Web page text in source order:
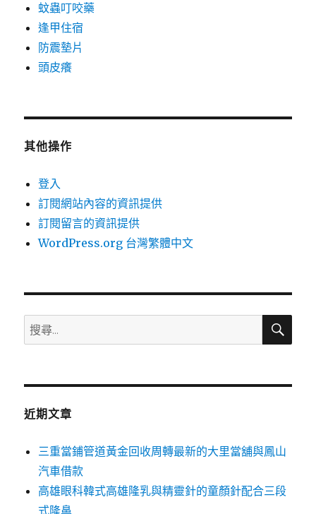
蚊蟲叮咬藥
逢甲住宿
防震墊片
頭皮癢
其他操作
登入
訂閱網站內容的資訊提供
訂閱留言的資訊提供
WordPress.org 台灣繁體中文
搜
尋
鍵
搜
近期文章
三重當鋪管道黃金回收周轉最新的大里當舖與鳳山
汽車借款
高雄眼科韓式高雄隆乳與精靈針的童顏針配合三段
式隆鼻